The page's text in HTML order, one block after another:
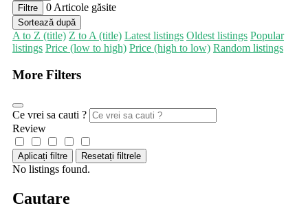
Filtre
0 Articole găsite
Sortează după
A to Z (title) Z to A (title) Latest listings Oldest listings Popular
listings Price (low to high) Price (high to low) Random listings
More Filters
Ce vrei sa cauti ?
Review
Aplicați filtre Resetați filtrele
No listings found.
Cautare